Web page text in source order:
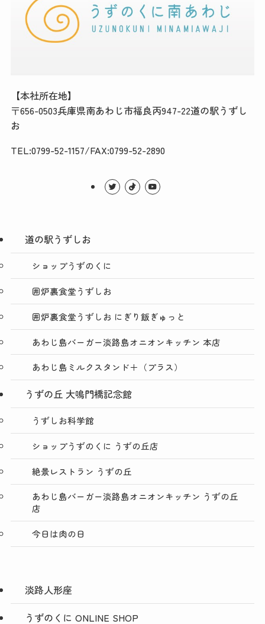
【本社所在地】
〒656-0503兵庫県南あわじ市福良丙947-22道の駅うずし
お
TEL:0799-52-1157/FAX:0799-52-2890
道の駅うずしお
ショップうずのくに
囲炉裏食堂うずしお
囲炉裏食堂うずしお にぎり飯ぎゅっと
あわじ島バーガー淡路島オニオンキッチン 本店
あわじ島ミルクスタンド＋（プラス）
うずの丘 大鳴門橋記念館
うずしお科学館
ショップうずのくに うずの丘店
絶景レストラン うずの丘
あわじ島バーガー淡路島オニオンキッチン うずの丘
店
今日は肉の日
淡路人形座
うずのくに ONLINE SHOP